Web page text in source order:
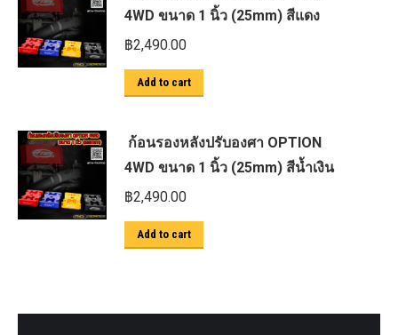
4WD ขนาด 1 นิ้ว (25mm) สีแดง
฿2,490.00
Add to cart
ก้อนรองหลังปรับองศา OPTION
4WD ขนาด 1 นิ้ว (25mm) สีน้ำเงิน
฿2,490.00
Add to cart